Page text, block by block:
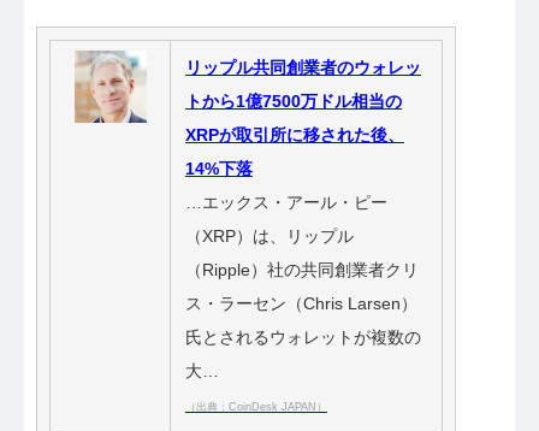
リップル共同創業者のウォレッ
トから1億7500万ドル相当の
XRPが取引所に移された後、
14%下落
…エックス・アール・ピー
（XRP）は、リップル
（Ripple）社の共同創業者クリ
ス・ラーセン（Chris Larsen）
氏とされるウォレットが複数の
大…
（出典：CoinDesk JAPAN）